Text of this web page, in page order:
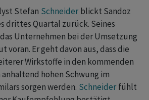
Stefan Schneider blickt Sandoz
drittes Quartal zurück. Seines
Unternehmen bei der Umsetzung
voran. Er geht davon aus, dass die
Wirkstoffe in den kommenden
hohen Schwung im
sorgen werden. Schneider fühlt